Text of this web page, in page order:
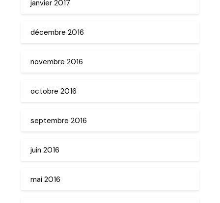
janvier 2017
décembre 2016
novembre 2016
octobre 2016
septembre 2016
juin 2016
mai 2016